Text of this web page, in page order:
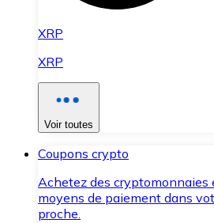
XRP
XRP
Voir toutes
Coupons crypto
Achetez des cryptomonnaies
moyens de paiement dans
proche.